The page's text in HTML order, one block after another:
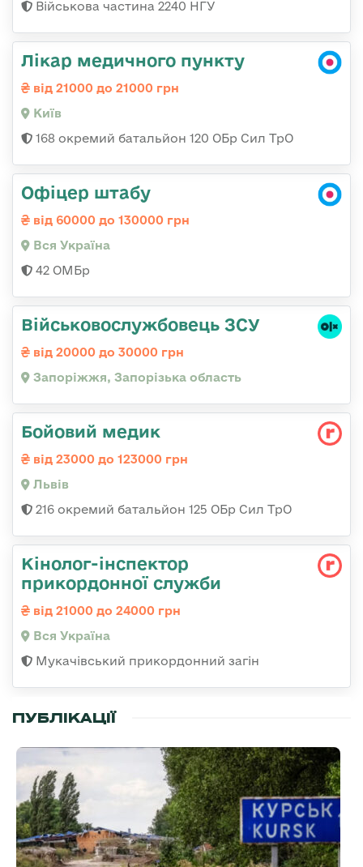
Військова частина 2240 НГУ
Лікар медичного пункту
від 21000 до 21000 грн
Київ
168 окремий батальйон 120 ОБр Cил ТрО
Офіцер штабу
від 60000 до 130000 грн
Вся Україна
42 ОМБр
Військовослужбовець ЗСУ
від 20000 до 30000 грн
Запоріжжя, Запорізька область
Бойовий медик
від 23000 до 123000 грн
Львів
216 окремий батальйон 125 ОБр Сил ТрО
Кінолог-інспектор
прикордонної служби
від 21000 до 24000 грн
Вся Україна
Мукачівський прикордонний загін
ПУБЛІКАЦІЇ